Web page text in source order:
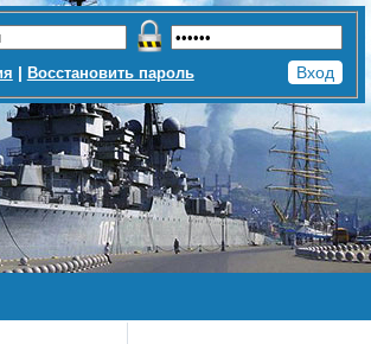
| Восстановить пароль